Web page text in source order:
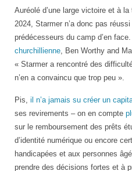
Auréolé d’une large victoire et à
2024, Starmer n’a donc pas
prédécesseurs du camp d’en
churchillienne , Ben Worthy and
« Starmer a rencontré des
n’en a convaincu que trop peu ».
Pis, il n’a jamais su créer un
ses revirements – on en compte
sur le remboursement des prêts
d’identité numérique ou encore
handicapées et aux personnes
prendre des décisions fortes et à